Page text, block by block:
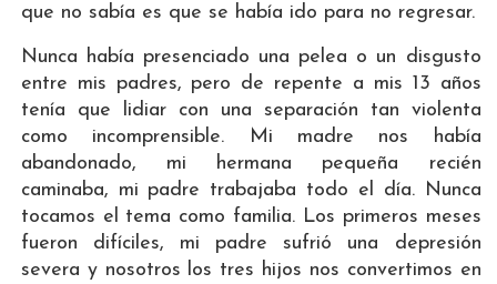
que no sabía es que se había ido para no regresar.
Nunca había presenciado una pelea o un disgusto
entre mis padres, pero de repente a mis 13 años
tenía que lidiar con una separación tan violenta
como incomprensible. Mi madre nos había
abandonado, mi hermana pequeña recién
caminaba, mi padre trabajaba todo el día. Nunca
tocamos el tema como familia. Los primeros meses
fueron difíciles, mi padre sufrió una depresión
severa y nosotros los tres hijos nos convertimos en